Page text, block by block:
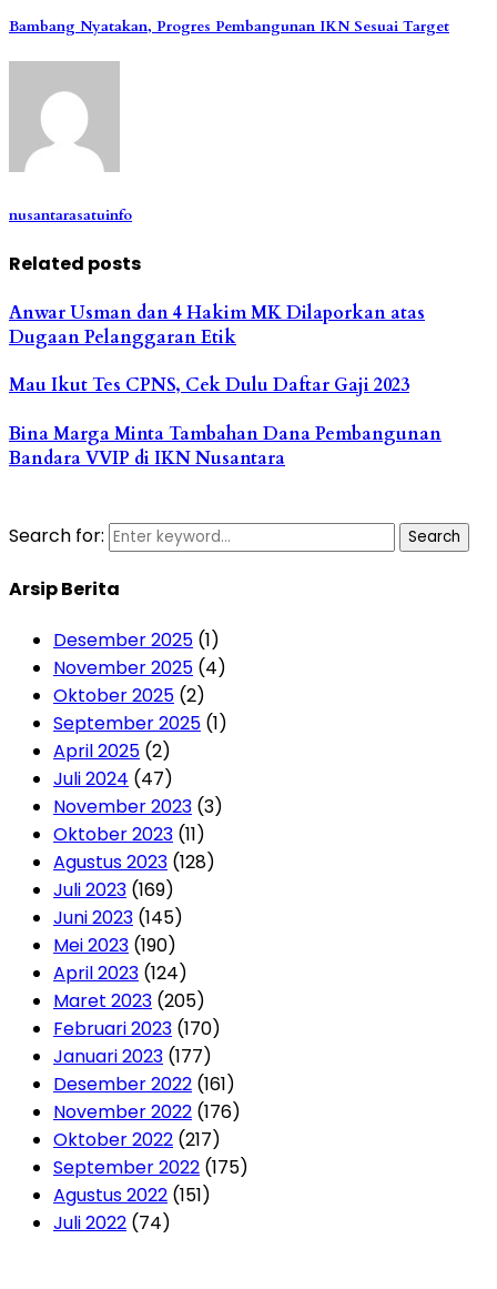
Bambang Nyatakan, Progres Pembangunan IKN Sesuai Target
nusantarasatuinfo
Related posts
Anwar Usman dan 4 Hakim MK Dilaporkan atas
Dugaan Pelanggaran Etik
Mau Ikut Tes CPNS, Cek Dulu Daftar Gaji 2023
Bina Marga Minta Tambahan Dana Pembangunan
Bandara VVIP di IKN Nusantara
Search for: Search
Arsip Berita
Desember 2025 (1)
November 2025 (4)
Oktober 2025 (2)
September 2025 (1)
April 2025 (2)
Juli 2024 (47)
November 2023 (3)
Oktober 2023 (11)
Agustus 2023 (128)
Juli 2023 (169)
Juni 2023 (145)
Mei 2023 (190)
April 2023 (124)
Maret 2023 (205)
Februari 2023 (170)
Januari 2023 (177)
Desember 2022 (161)
November 2022 (176)
Oktober 2022 (217)
September 2022 (175)
Agustus 2022 (151)
Juli 2022 (74)